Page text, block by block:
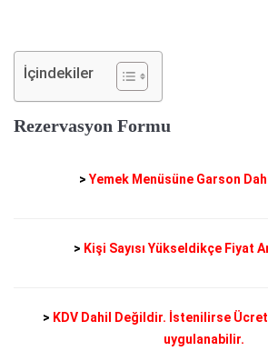
İçindekiler
Rezervasyon Formu
> Yemek Menüsüne Garson
> Kişi Sayısı Yükseldikçe Fiyat
> KDV Dahil Değildir. İstenilirse
uygulanabilir.